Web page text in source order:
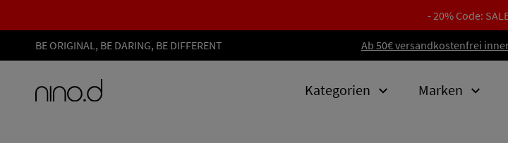
- 20% Code:
BE ORIGINAL, BE DARING, BE DIFFERENT Ab 50€ versandkostenfrei
Kategorien Marken